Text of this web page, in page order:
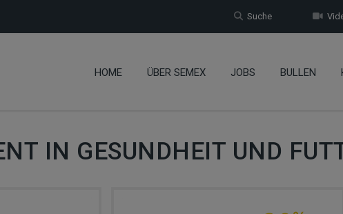
Suche
HOME ÜBER SEMEX JOBS BULLEN
IN GESUNDHEIT UND